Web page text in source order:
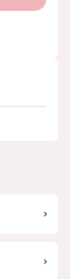
chevron_right
chevron_right